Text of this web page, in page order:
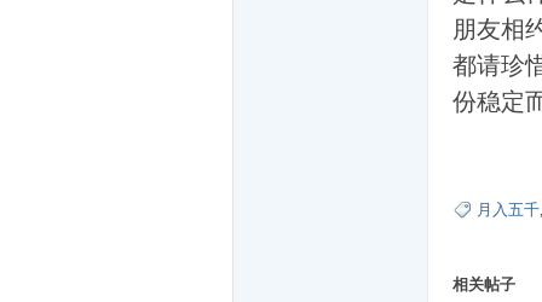
朋友相
都请珍
份稳定
月入五千
相关帖子